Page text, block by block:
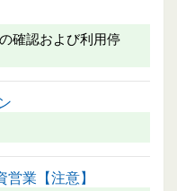
確認および利用停
業【注意】